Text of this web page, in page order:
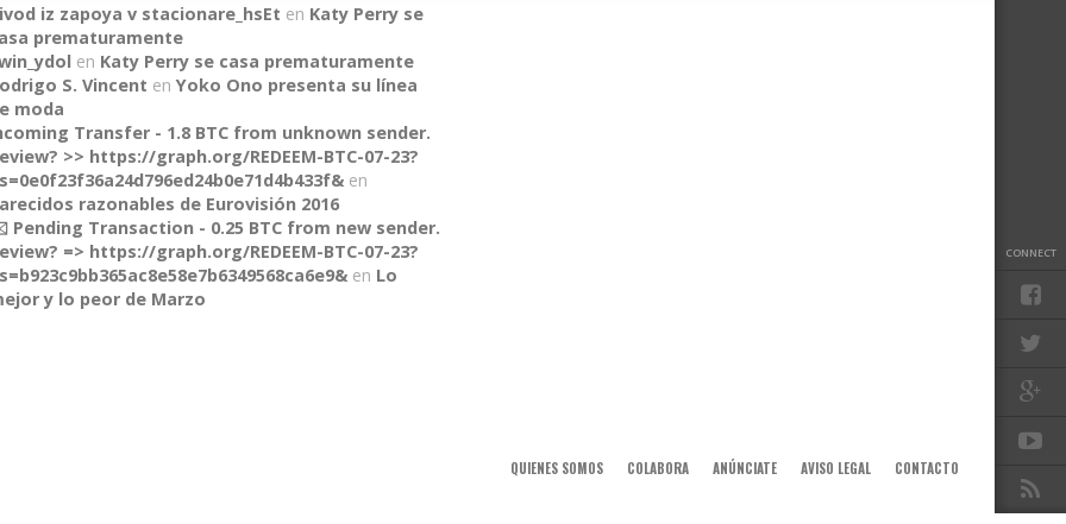
CONNECT
iz zapoya v stacionare_hsEt en Katy Perry se
prematuramente
en Katy Perry se casa prematuramente
S. Vincent en Yoko Ono presenta su línea
moda
Transfer - 1.8 BTC from unknown sender.
>> https://graph.org/REDEEM-BTC-07-23?
en
razonables de Eurovisión 2016
Pending Transaction - 0.25 BTC from new sender.
=> https://graph.org/REDEEM-BTC-07-23?
en Lo
y lo peor de Marzo
QUIENES SOMOS COLABORA ANÚNCIATE AVISO LEGAL CONTACTO